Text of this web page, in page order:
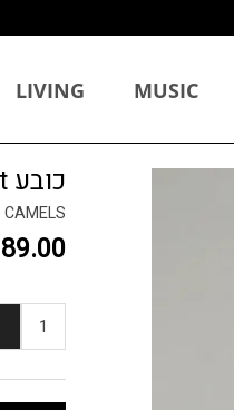
MUSIC
LIVING
כובע Nowhat